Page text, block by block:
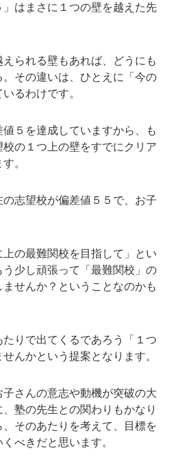
はまさに１つの壁を越えた先
られる壁もあれば、どうにも
その違いは、ひとえに「今の
るわけです。
５を達成していますから、も
の１つ上の壁をすでにクリア
。
志望校が偏差値５５で、お子
の最難関校を目指して」とい
少し頑張って「最難関校」の
せんか？ということなのかも
りで出てくるであろう「１つ
んかという提案となります。
さんの意志や動機が突破の大
塾の先生との関わりもかなり
そのあたりを考えて、目標を
べきだと思います。